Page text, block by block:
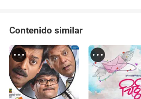
Contenido similar